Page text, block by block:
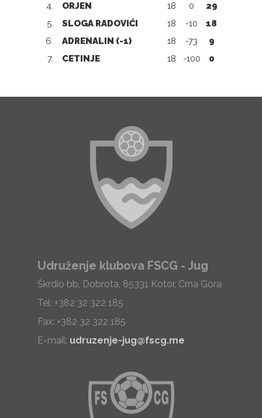
4.
ORJEN 18 0
29
5.
SLOGA RADOVIĆI 18 -10
18
6.
ADRENALIN (-1) 18 -73
9
7.
CETINJE 18 -100 0
Udruženje klubova FSCG - Jug
Škrdio bb, Dobrota, 85331 Kotor, Crna Gora
Tel: +382 32 322 185
Fax: +382 32 322 185
E-mail: udruzenje-jug@fscg.me